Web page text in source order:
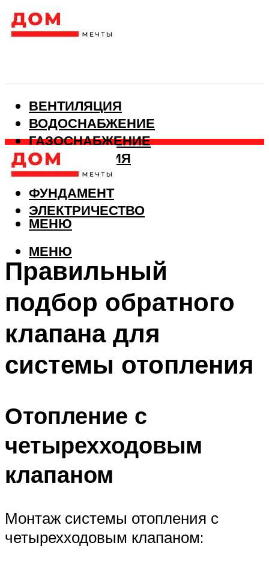
ВЕНТИЛЯЦИЯ
ВОДОСНАБЖЕНИЕ
ГАЗОСНАБЖЕНИЕ
КАНАЛИЗАЦИЯ
ОТОПЛЕНИЕ
ФУНДАМЕНТ
ЭЛЕКТРИЧЕСТВО
МЕНЮ
МЕНЮ
Правильный
подбор обратного
клапана для
системы отопления
Отопление с
четырехходовым
клапаном
Монтаж системы отопления с
четырехходовым клапаном: